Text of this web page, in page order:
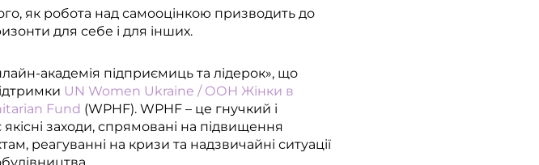
як робота над самооцінкою призводить до
для себе і для інших.
академія підприємиць та лідерок», що
UN Women Ukraine / ООН Жінки в
Fund (WPHF). WPHF – це гнучкий і
заходи, спрямовані на підвищення
реагуванні на кризи та надзвичайні ситуації